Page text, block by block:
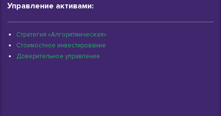
Управление активами:
Стратегия «Алгоритмическая»
Стоимостное инвестирование
Доверительное управление